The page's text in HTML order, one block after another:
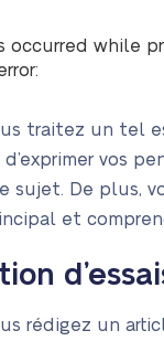
occurred while
traitez un tel
vos
sujet. De plus,
et
rédigez un